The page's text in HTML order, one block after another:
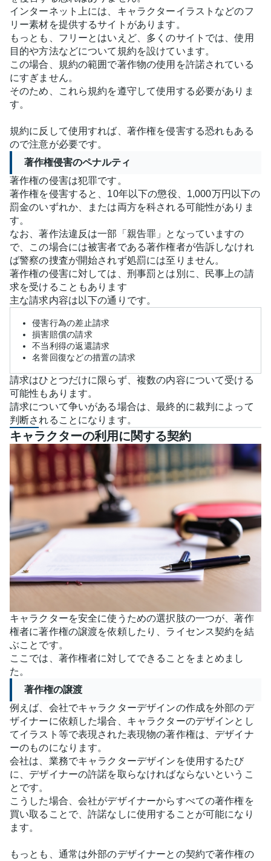
インターネット上には、キャラクターイラストなどのフ
リー素材を提供するサイトがあります。
もっとも、フリーとはいえど、多くのサイトでは、使用
目的や方法などについて規約を設けています。
この場合、規約の範囲で著作物の使用を許諾されている
にすぎません。
そのため、これら規約を遵守して使用する必要がありま
す。
規約に反して使用すれば、著作権を侵害する恐れもある
ので注意が必要です。
著作権侵害のペナルティ
著作権の侵害は犯罪です。
著作権を侵害すると、10年以下の懲役、1,000万円以下の
罰金のいずれか、または両方を科される可能性がありま
す。
なお、著作法違反は一部「親告罪」となっていますの
で、この場合には被害者である著作権者が告訴しなけれ
ば警察の捜査が開始されず処罰には至りません。
著作権の侵害に対しては、刑事罰とは別に、民事上の請
求を受けることもあります
主な請求内容は以下の通りです。
侵害行為の差止請求
損害賠償の請求
不当利得の返還請求
名誉回復などの措置の請求
請求はひとつだけに限らず、複数の内容について受ける
可能性もあります。
請求について争いがある場合は、最終的に裁判によって
判断されることになります。
キャラクターの利用に関する契約
キャラクターを安全に使うための選択肢の一つが、著作
権者に著作権の譲渡を依頼したり、ライセンス契約を結
ぶことです。
ここでは、著作権者に対してできることをまとめまし
た。
著作権の譲渡
例えば、会社でキャラクターデザインの作成を外部のデ
ザイナーに依頼した場合、キャラクターのデザインとし
てイラスト等で表現された表現物の著作権は、デザイナ
ーのものになります。
会社は、業務でキャラクターデザインを使用するたび
に、デザイナーの許諾を取らなければならないというこ
とです。
こうした場合、会社がデザイナーからすべての著作権を
買い取ることで、許諾なしに使用することが可能になり
ます。
もっとも、通常は外部のデザイナーとの契約で著作権の